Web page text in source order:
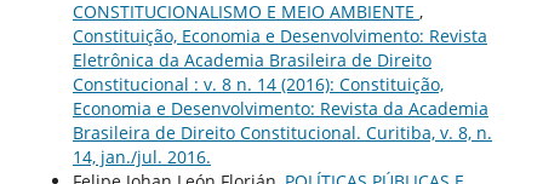
CONSTITUCIONALISMO E MEIO AMBIENTE ,
Constituição, Economia e Desenvolvimento: Revista
Eletrônica da Academia Brasileira de Direito
Constitucional : v. 8 n. 14 (2016): Constituição,
Economia e Desenvolvimento: Revista da Academia
Brasileira de Direito Constitucional. Curitiba, v. 8, n.
14, jan./jul. 2016.